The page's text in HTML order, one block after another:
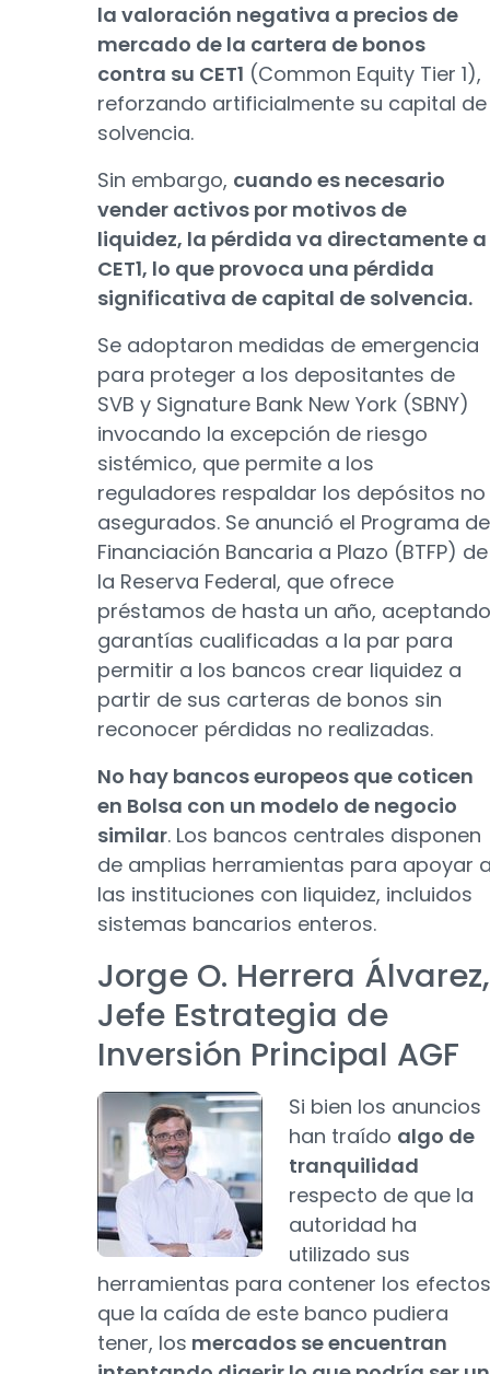
la valoración negativa a precios de
mercado de la cartera de bonos
contra su CET1 (Common Equity Tier 1),
reforzando artificialmente su capital de
solvencia.
Sin embargo, cuando es necesario
vender activos por motivos de
liquidez, la pérdida va directamente a
CET1, lo que provoca una pérdida
significativa de capital de solvencia.
Se adoptaron medidas de emergencia
para proteger a los depositantes de
SVB y Signature Bank New York (SBNY)
invocando la excepción de riesgo
sistémico, que permite a los
reguladores respaldar los depósitos no
asegurados. Se anunció el Programa de
Financiación Bancaria a Plazo (BTFP) de
la Reserva Federal, que ofrece
préstamos de hasta un año, aceptando
garantías cualificadas a la par para
permitir a los bancos crear liquidez a
partir de sus carteras de bonos sin
reconocer pérdidas no realizadas.
No hay bancos europeos que coticen
en Bolsa con un modelo de negocio
similar. Los bancos centrales disponen
de amplias herramientas para apoyar
las instituciones con liquidez, incluidos
sistemas bancarios enteros.
Jorge O. Herrera Álvarez,
Jefe Estrategia de
Inversión Principal AGF
Si bien los anuncios
han traído algo de
tranquilidad
respecto de que la
autoridad ha
utilizado sus
herramientas para contener los efectos
que la caída de este banco pudiera
tener, los mercados se encuentran